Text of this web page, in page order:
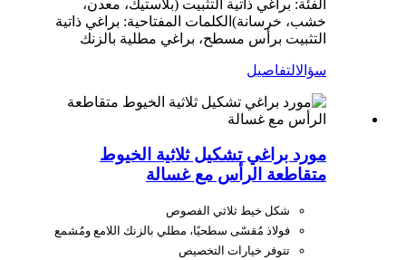
الفئة: براغي ذاتية التثبيت (بلاستيك، معدن،
خشب، خرسانة) الكلمات المفتاحية: براغي ذاتية
التثبيت برأس مسطح، براغي مطلية بالزنك
سؤالالتفاصيل
مورد براغي تشكيل ثلاثية الخيوط
متقاطعة الرأس مع غسالة
شكل خيط ثلاثي الفصوص
فولاذ مُقسّى سطحيًا، مطلي بالزنك اللامع ومُشمع
تتوفر خيارات التخصيص